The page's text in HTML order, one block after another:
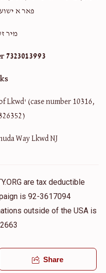
Bins
Donors
2
פאר א
מיר
7323013993,
Lkwd' (case number 10316,
Way Lkwd NJ
are tax deductible
is 92-3617094
outside of the USA is
Share